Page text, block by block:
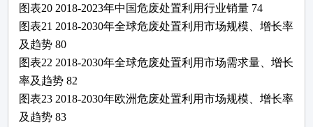
图表20 2018-2023年中国危废处置利用行业销量 74
图表21 2018-2030年全球危废处置利用市场规模、增长率
及趋势 80
图表22 2018-2030年全球危废处置利用市场需求量、增长
率及趋势 82
图表23 2018-2030年欧洲危废处置利用市场规模、增长率
及趋势 83